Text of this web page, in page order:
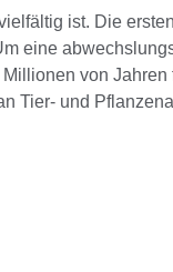
ist. Die
eine
von
Tier- und